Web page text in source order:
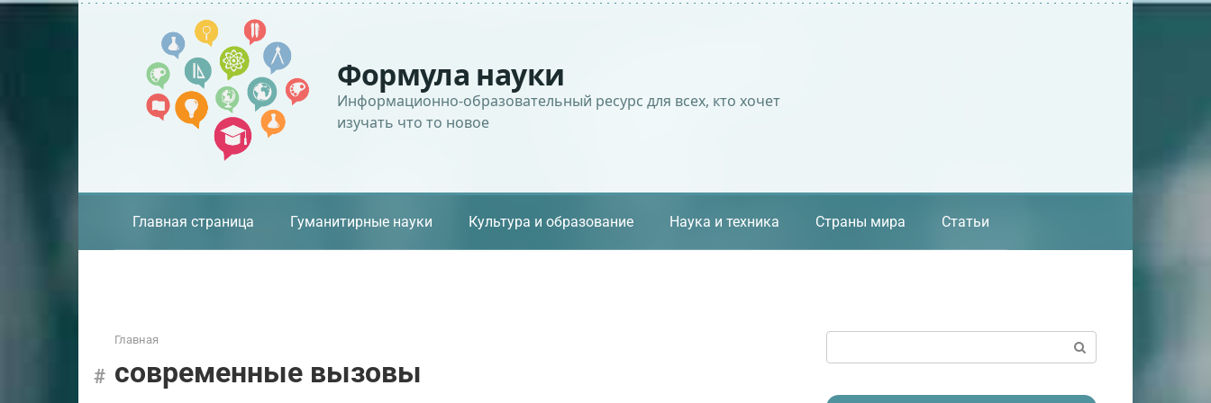
Перейти
Формула науки
Информационно-образовательный ресурс для всех, кто хочет
изучать что то новое
Главная страница Гуманитирные науки Культура и образование Наука и техника Страны мира Статьи
Главная
современные вызовы